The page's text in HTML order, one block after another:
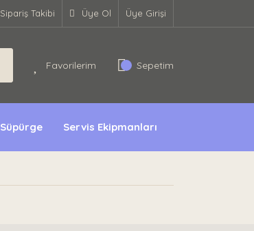
Sipariş Takibi Üye Ol Üye Girişi
Favorilerim Sepetim
Süpürge Servis Ekipmanları